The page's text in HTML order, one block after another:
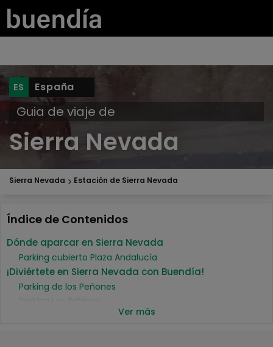
España
Guia de viaje de
Sierra Nevada
Sierra Nevada Estación de Sierra Nevada
Índice de Contenidos
Dónde aparcar en Sierra Nevada
Parking cubierto Plaza Andalucía
¡Diviértete en Sierra Nevada con Buendía!
Parking de los Peñones
Parking Las Sabinas
Parking descubierto en el kilómetro 31
Ver más